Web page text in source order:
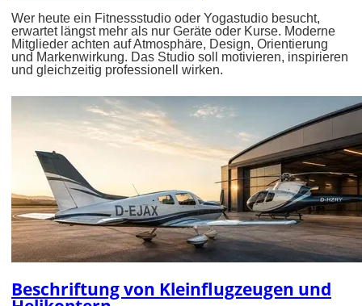
Wer heute ein Fitnessstudio oder Yogastudio besucht,
erwartet längst mehr als nur Geräte oder Kurse. Moderne
Mitglieder achten auf Atmosphäre, Design, Orientierung
und Markenwirkung. Das Studio soll motivieren, inspirieren
und gleichzeitig professionell wirken.
Beschriftung von Kleinflugzeugen und